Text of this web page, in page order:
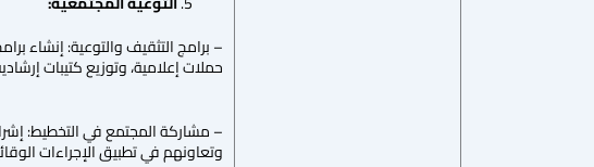
– برامج التثقيف والتوعية: إنشاء
حملات إعلامية، وتوزيع كتيبات
– مشاركة المجتمع في التخطيط:
وتعاونهم في تطبيق الإجراءات